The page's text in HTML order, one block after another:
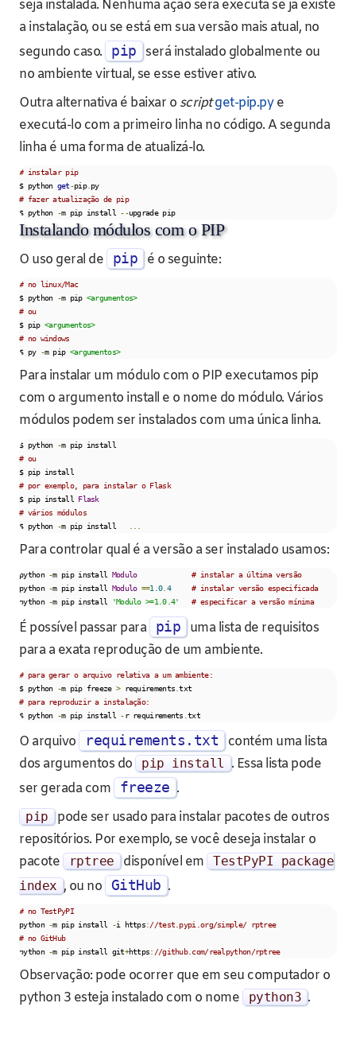
seja instalada. Nenhuma ação será executa se já existe
a instalação, ou se está em sua versão mais atual, no
segundo caso.
pip
será instalado globalmente ou
no ambiente virtual, se esse estiver ativo.
Outra alternativa é baixar o script get-pip.pye
executá-lo com a primeiro linha no código. A segunda
linha é uma forma de atualizá-lo.
# instalar pip
$ python get-pip.
py
# fazer atualização de pip
$ python -m pip install --upgrade pip
Instalando módulos com o PIP
O uso geral de pip é o seguinte:
# no linux/Mac
$ python -m pip <argumentos>
# ou
$ pip <argumentos>
# no windows
$ py -m pip <argumentos>
Para instalar um módulo com o PIP executamos pip
com o argumento install e o nome do módulo. Vários
módulos podem ser instalados com uma única linha.
$ python -
# ou
# por exemplo, para instalar o Flask
$ pip install Flask
# vários módulos
$ python -m pip install
Para controlar qual é a versão a ser instalado usamos:
python -m pip install Modulo
# instalar a última versão
python -m pip install Modulo ==1.0. 4
# instalar versão especificada
python -m pip install 'Modulo >=1.0.4' # especificar a versão mínima
É possível passar para pip
uma lista de requisitos
para a exata reprodução de um ambiente.
# para gerar o arquivo relativa a um ambiente:
$ python -m pip freeze > requirements .
# para reproduzir a instalação:
$ python -m pip install -r requirements .txt
O arquivo requirements.txt
contém uma lista
dos argumentos do
pip install . Essa lista pode
ser gerada com
freeze .
pip
pode ser usado para instalar pacotes de outros
repositórios. Por exemplo, se você deseja instalar o
pacote
rptree disponível em TestPyPI
package
index , ou no GitHub .
# no TestPyPI
python -m pip install -i https://test.pypi.org/simple/ rptree
# no GitHub
python -m pip install git+https: //github.com/realpython/rptree
Observação: pode ocorrer que em seu computador o
python 3 esteja instalado com o nome
python3 .